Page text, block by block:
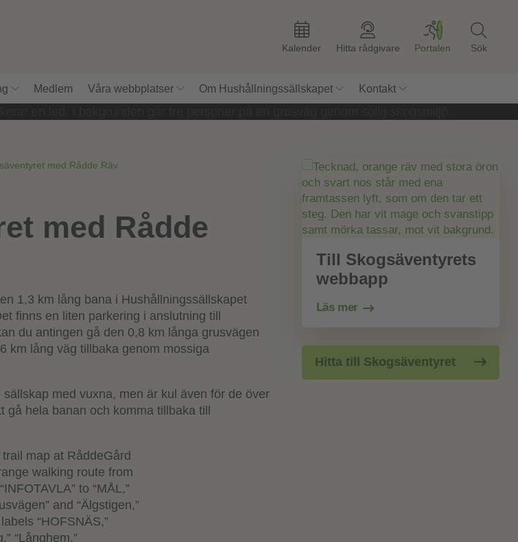
Kalender Hitta rådgivare Portalen Sök
Medlem Våra webbplatser Om Hushållningssällskapet Kontakt
med Rådde Räv
med Rådde
1,3 km lång bana i Hushållningssällskapet
finns en liten parkering i anslutning till
du antingen gå den 0,8 km långa grusvägen
km lång väg tillbaka genom mossiga
med vuxna, men är kul även för de över
gå hela banan och komma tillbaka till
Till Skogsäventyrets
webbapp
Läs mer
Hitta till Skogsäventyret